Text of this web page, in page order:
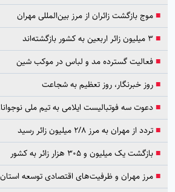
■موج بازگشت زائران از مرز بین‌المللی مهران
■۳ میلیون زائر اربعین به کشور بازگشته‌اند
■فعالیت گسترده مد و لباس در موکب شین
■روز خبرنگار، روز تعظیم به شجاعت
■دعوت سه فوتبالیست ایلامی به تیم ملی
■تردد از مهران به مرز ۲/۸ میلیون زائر رسید
■بازگشت یک میلیون و ۳۰۵ هزار زائر به کشور
■مرز مهران و ظرفیت‌های اقتصادی توسعه استان